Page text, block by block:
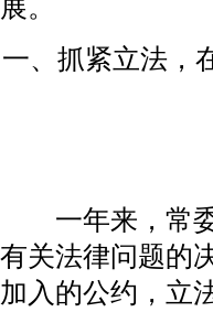
展。
一、抓紧立法，
一年来，常委
有关法律问题的
加入的公约，立